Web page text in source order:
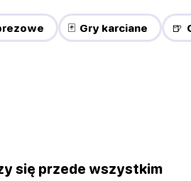
🃏 Gry karciane 🍺
się przede wszystkim